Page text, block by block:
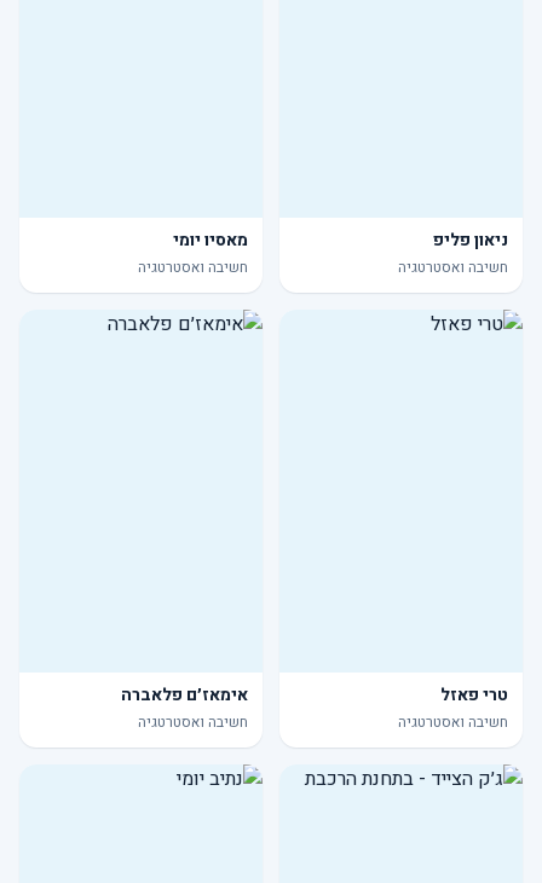
ניאון פליפ
חשיבה ואסטרטגיה
מאסיו יומי
חשיבה ואסטרטגיה
טרי פאזל
חשיבה ואסטרטגיה
אימאז׳ם פלאברה
חשיבה ואסטרטגיה